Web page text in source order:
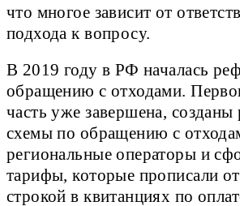
что многое зависит от
подхода к вопросу.
В 2019 году в РФ началась
обращению с отходами.
часть уже завершена, созданы
схемы по обращению с
региональные операторы и
тарифы, которые прописали
строкой в квитанциях по